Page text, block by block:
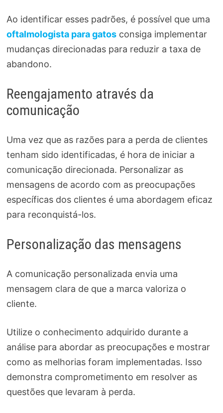
Ao identificar esses padrões, é possível que uma
oftalmologista para gatosconsiga implementar
mudanças direcionadas para reduzir a taxa de
abandono.
Reengajamento através da
comunicação
Uma vez que as razões para a perda de clientes
tenham sido identificadas, é hora de iniciar a
comunicação direcionada. Personalizar as
mensagens de acordo com as preocupações
específicas dos clientes é uma abordagem eficaz
para reconquistá-los.
Personalização das mensagens
A comunicação personalizada envia uma
mensagem clara de que a marca valoriza o
cliente.
Utilize o conhecimento adquirido durante a
análise para abordar as preocupações e mostrar
como as melhorias foram implementadas. Isso
demonstra comprometimento em resolver as
questões que levaram à perda.